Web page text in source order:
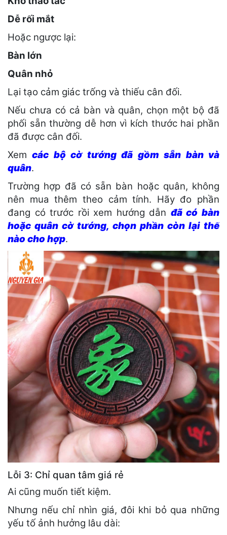
Dễ rối mắt
Hoặc ngược lại:
Bàn lớn
Quân nhỏ
Lại tạo cảm giác trống và thiếu cân đối.
Nếu chưa có cả bàn và quân, chọn một bộ đã
phối sẵn thường dễ hơn vì kích thước hai phần
đã được cân đối.
Xemcác bộ cờ tướng đã gồm sẵn bàn và
quân.
Trường hợp đã có sẵn bàn hoặc quân, không
nên mua thêm theo cảm tính. Hãy đo phần
đang có trước rồi xem hướng dẫn đã có bàn
hoặc quân cờ tướng, chọn phần còn lại thế
nào cho hợp.
Lỗi 3: Chỉ quan tâm giá rẻ
Ai cũng muốn tiết kiệm.
Nhưng nếu chỉ nhìn giá, đôi khi bỏ qua những
yếu tố ảnh hưởng lâu dài: